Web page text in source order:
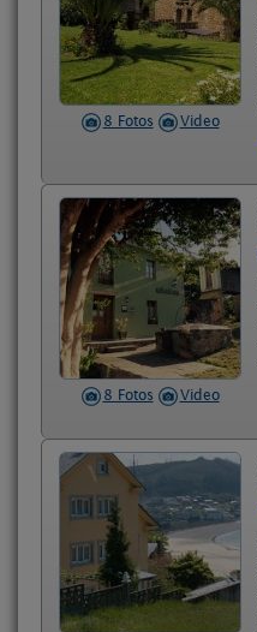
8 Fotos Video
8 Fotos Video